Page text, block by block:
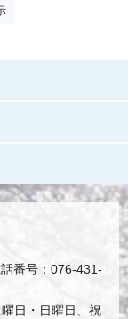
番号：076-431-
日・日曜日、祝